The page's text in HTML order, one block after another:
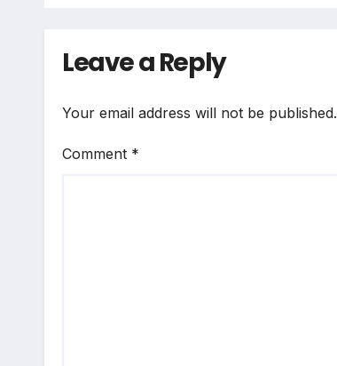
Leave a Reply
Your email address will not be published.
Comment *